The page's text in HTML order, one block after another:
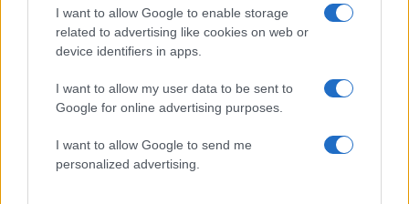
I want to allow Google to enable storage
related to advertising like cookies on web or
device identifiers in apps.
I want to allow my user data to be sent to
Google for online advertising purposes.
I want to allow Google to send me
personalized advertising.
2000 /2000